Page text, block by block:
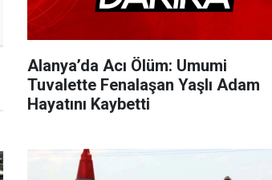
Alanya’da Acı Ölüm: Umumi
Tuvalette Fenalaşan Yaşlı Adam
Hayatını Kaybetti